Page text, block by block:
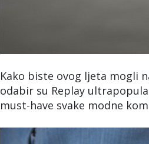
Kako biste ovog ljeta mogli
odabir su Replay
must-have svake modne